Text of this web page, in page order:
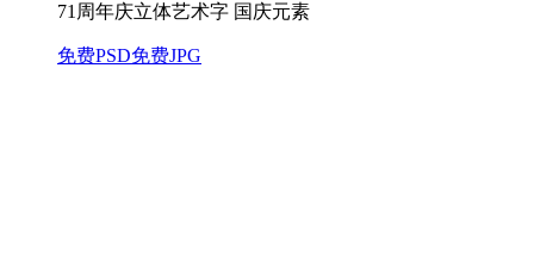
71周年庆立体艺术字 国庆元素
免费PSD免费JPG